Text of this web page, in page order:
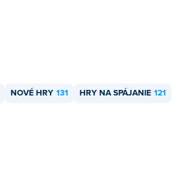
NOVÉ HRY 131 HRY NA SPÁJANIE 121